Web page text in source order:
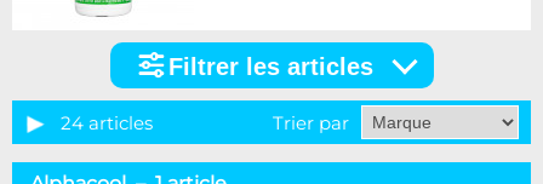
articles
Marque
Filtrer les articles
24 articles Trier par